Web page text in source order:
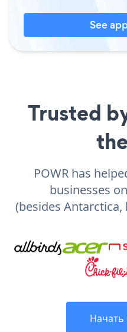
See
Trusted
POWR has
businesses
(besides
Начать